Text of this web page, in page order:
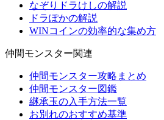
なぞりドラけしの解説
ドラぽかの解説
WINコインの効率的な集め方
仲間モンスター関連
仲間モンスター攻略まとめ
仲間モンスター図鑑
継承玉の入手方法一覧
お別れのおすすめ基準